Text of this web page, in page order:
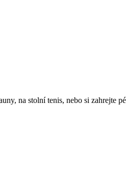
na stolní tenis, nebo si zahrejte